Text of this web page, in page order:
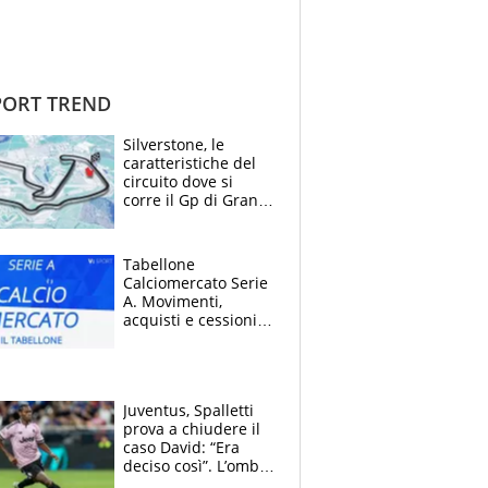
TREND
Silverstone, le
caratteristiche del
circuito dove si
corre il Gp di Gran
Tabellone
Calciomercato Serie
A. Movimenti,
acquisti e cessioni:
Juventus, Spalletti
prova a chiudere il
caso David: “Era
deciso così”. L’ombra